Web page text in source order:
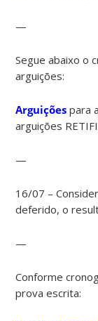
—
Segue abaixo o
arguições:
Arguições para
arguições
—
16/07 –
deferido, o
—
Conforme
prova escrita: